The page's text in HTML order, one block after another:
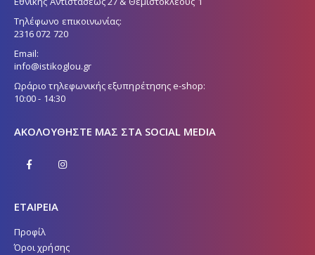
Τηλέφωνο επικοινωνίας:
2316 072 720
Email:
info@istikoglou.gr
Ωράριο τηλεφωνικής εξυπηρέτησης e-shop:
10:00 - 14:30
ΑΚΟΛΟΥΘΉΣΤΕ ΜΑΣ ΣΤΑ SOCIAL MEDIA
ΕΤΑΙΡΕΙΑ
Προφίλ
Όροι χρήσης